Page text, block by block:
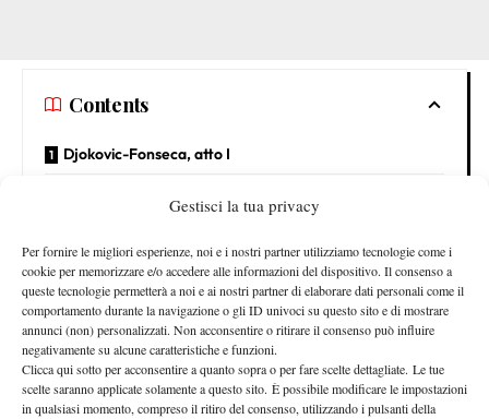
Gestisci la tua privacy
Per fornire le migliori esperienze, noi e i nostri partner utilizziamo tecnologie come i
cookie per memorizzare e/o accedere alle informazioni del dispositivo. Il consenso a
queste tecnologie permetterà a noi e ai nostri partner di elaborare dati personali come il
comportamento durante la navigazione o gli ID univoci su questo sito e di mostrare
annunci (non) personalizzati. Non acconsentire o ritirare il consenso può influire
negativamente su alcune caratteristiche e funzioni.
Clicca qui sotto per acconsentire a quanto sopra o per fare scelte dettagliate. Le tue
scelte saranno applicate solamente a questo sito. È possibile modificare le impostazioni
in qualsiasi momento, compreso il ritiro del consenso, utilizzando i pulsanti della
Contents
Djokovic-Fonseca, atto I
Djokovic-Fonseca, atto I
Guardando al prossimo turno, Djokovic ha parlato anche della
giovane stella brasilianaFonseca:“È stato elogiato tantissimo
negli ultimi due anni. Il suo potenziale e la sua qualità come
tennista sono evidenti, non c’è dubbio. Ha un grande sostegno
brasiliano ovunque vada. Penso sia un giocatore da grandi